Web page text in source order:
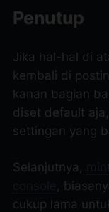
Penutup
Jika hal-hal di
kembali di
kanan bagian
diset default
settingan yang
Selanjutnya,
console ,
cukup lama